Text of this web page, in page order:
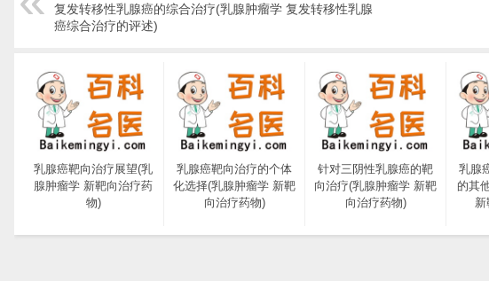
复发转移性乳腺癌的综合治疗(乳腺肿瘤学 复发转移性乳腺
癌综合治疗的评述)
乳腺癌靶向治疗展望(乳
腺肿瘤学 新靶向治疗药
物)
乳腺癌靶向治疗的个体
化选择(乳腺肿瘤学 新靶
向治疗药物)
针对三阴性乳腺癌的靶
向治疗(乳腺肿瘤学 新靶
向治疗药物)
乳腺
的其